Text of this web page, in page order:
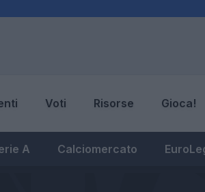
Voti Risorse Gioca!
A Calciomercato